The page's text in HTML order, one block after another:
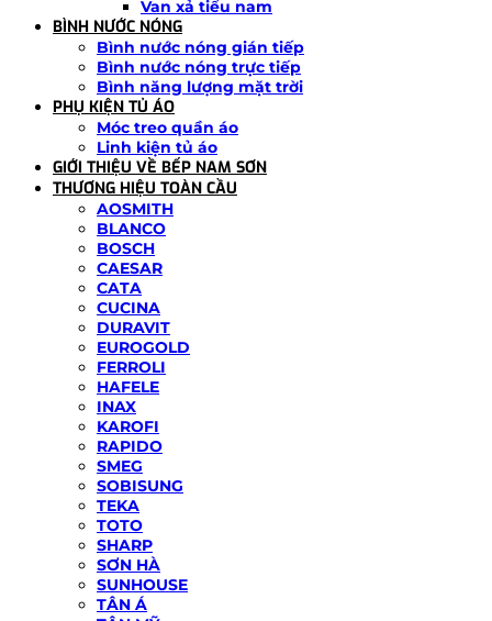
Van xả tiểu nam
BÌNH NƯỚC NÓNG
Bình nước nóng gián tiếp
Bình nước nóng trực tiếp
Bình năng lượng mặt trời
PHỤ KIỆN TỦ ÁO
Móc treo quần áo
Linh kiện tủ áo
GIỚI THIỆU VỀ BẾP NAM SƠN
THƯƠNG HIỆU TOÀN CẦU
AOSMITH
BLANCO
BOSCH
CAESAR
CATA
CUCINA
DURAVIT
EUROGOLD
FERROLI
HAFELE
INAX
KAROFI
RAPIDO
SMEG
SOBISUNG
TEKA
TOTO
SHARP
SƠN HÀ
SUNHOUSE
TÂN Á